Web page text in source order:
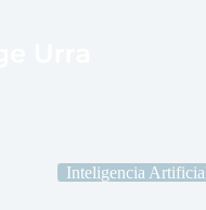
Inteligencia